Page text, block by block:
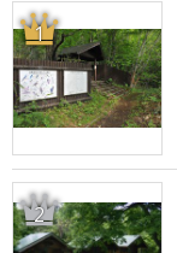
1
2